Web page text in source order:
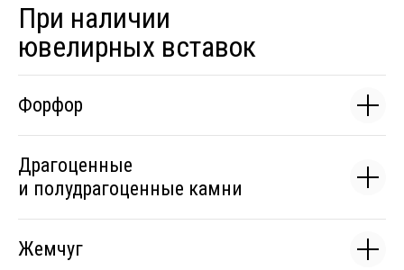
При наличии
ювелирных вставок
Форфор
Драгоценные
и полудрагоценные камни
Жемчуг